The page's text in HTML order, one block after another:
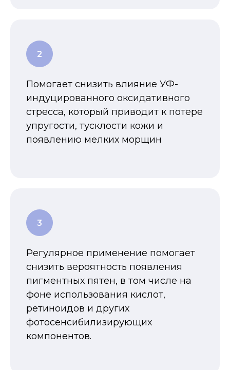
Помогает снизить влияние УФ-
индуцированного оксидативного
стресса, который приводит к потере
упругости, тусклости кожи и
появлению мелких морщин
Регулярное применение помогает
снизить вероятность появления
пигментных пятен, в том числе на
фоне использования кислот,
ретиноидов и других
фотосенсибилизирующих
компонентов.